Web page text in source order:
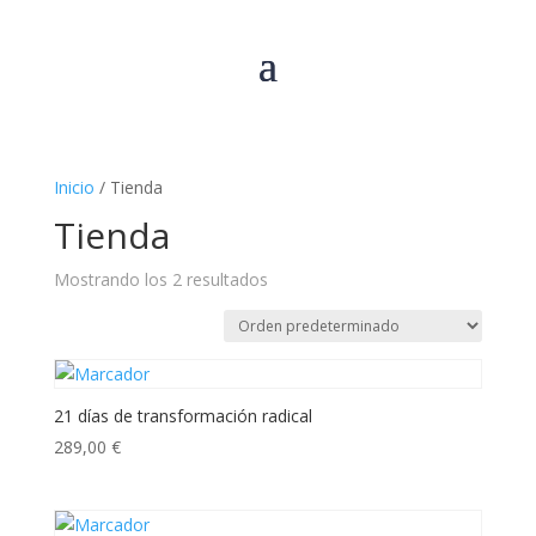
Inicio / Tienda
Tienda
Mostrando los 2 resultados
21 días de transformación radical
289,00 €